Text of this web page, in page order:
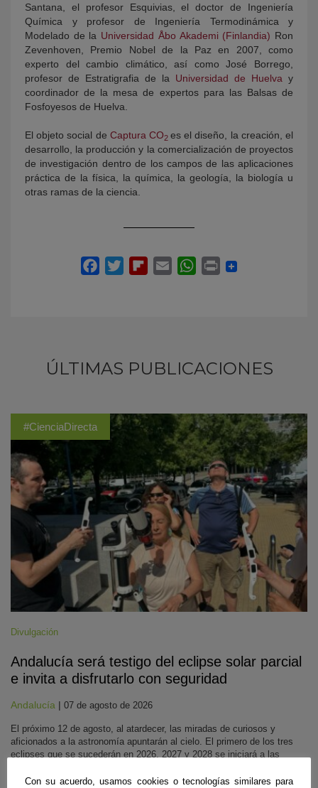
Santana, el profesor Esquivias, el doctor de Ingeniería
Química y profesor de Ingeniería Termodinámica y
Modelado de la Universidad Åbo Akademi (Finlandia) Ron
Zevenhoven, Premio Nobel de la Paz en 2007, como
experto del cambio climático, así como José Borrego,
profesor de Estratigrafia de la Universidad de Huelva y
coordinador de la mesa de expertos para las Balsas de
Fosfoyesos de Huelva.
El objeto social de Captura CO2es el diseño, la creación, el
desarrollo, la producción y la comercialización de proyectos
de investigación dentro de los campos de las aplicaciones
práctica de la física, la química, la geología, la biología u
otras ramas de la ciencia.
ÚLTIMAS PUBLICACIONES
#CienciaDirecta
Divulgación
Andalucía será testigo del eclipse solar parcial
e invita a disfrutarlo con seguridad
Andalucía | 07 de agosto de 2026
El próximo 12 de agosto, al atardecer, las miradas de curiosos y
aficionados a la astronomía apuntarán al cielo. El primero de los tres
eclipses que se sucederán en 2026, 2027 y 2028 se iniciará a las
las 21:15 y 21:25, dependiendo de la zona dónde se observe. En
Con su acuerdo, usamos cookies o tecnologías similares para